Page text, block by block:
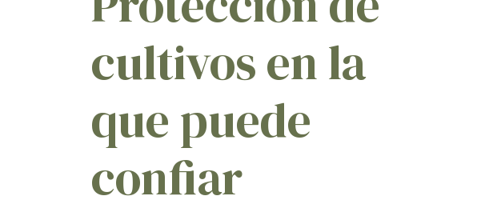
cultivos en la
que puede
confiar